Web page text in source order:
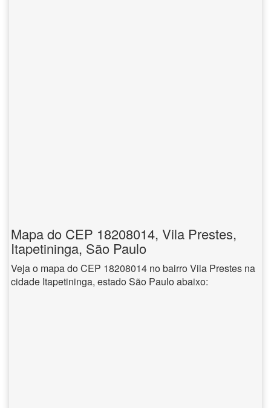
Mapa do CEP 18208014, Vila Prestes,
Itapetininga, São Paulo
Veja o mapa do CEP 18208014 no bairro Vila Prestes na
cidade Itapetininga, estado São Paulo abaixo: